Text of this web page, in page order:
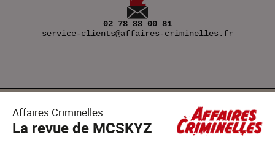
02 78 88 00 81
service-clients@affaires-criminelles.fr